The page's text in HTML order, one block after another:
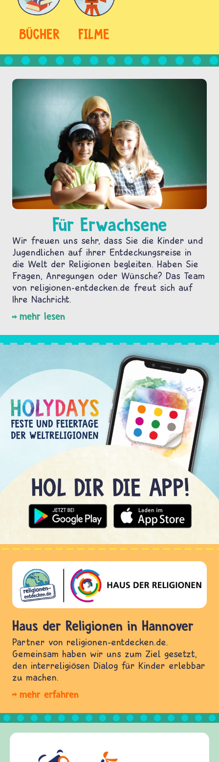
BÜCHER FILME
Für Erwachsene
Wir freuen uns sehr, dass Sie die Kinder und
Jugendlichen auf ihrer Entdeckungsreise in
die Welt der Religionen begleiten. Haben Sie
Fragen, Anregungen oder Wünsche? Das Team
von religionen-entdecken.de freut sich auf
Ihre Nachricht.
mehr lesen
Haus der Religionen in Hannover
Partner von religionen-entdecken.de.
Gemeinsam haben wir uns zum Ziel gesetzt,
den interreligiösen Dialog für Kinder erlebbar
zu machen.
mehr erfahren